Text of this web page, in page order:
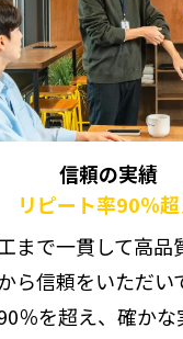
信頼の実績
リピート率90％
まで一貫して高品
ら信頼をいただい
％を超え、確か